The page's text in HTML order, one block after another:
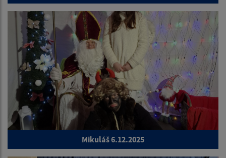
Mikuláš 6.12.2025